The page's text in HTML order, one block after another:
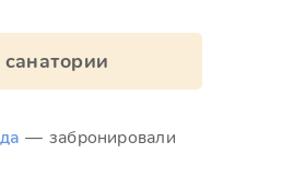
— забронировали